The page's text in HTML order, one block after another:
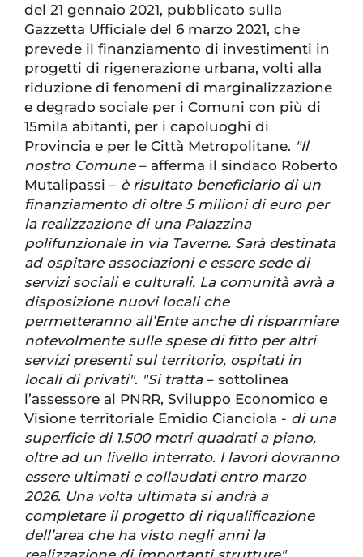
del 21 gennaio 2021, pubblicato sulla
Gazzetta Ufficiale del 6 marzo 2021, che
prevede il finanziamento di investimenti in
progetti di rigenerazione urbana, volti alla
riduzione di fenomeni di marginalizzazione
e degrado sociale per i Comuni con più di
15mila abitanti, per i capoluoghi di
Provincia e per le Città Metropolitane. "Il
nostro Comune– afferma il sindaco Roberto
Mutalipassi – è risultato beneficiario di un
finanziamento di oltre 5 milioni di euro per
la realizzazione di una Palazzina
polifunzionale in via Taverne. Sarà destinata
ad ospitare associazioni e essere sede di
servizi sociali e culturali. La comunità avrà a
disposizione nuovi locali che
permetteranno all’Ente anche di risparmiare
notevolmente sulle spese di fitto per altri
servizi presenti sul territorio, ospitati in
locali di privati". "Si tratta– sottolinea
l’assessore al PNRR, Sviluppo Economico e
Visione territoriale Emidio Cianciola - di una
superficie di 1.500 metri quadrati a piano,
oltre ad un livello interrato. I lavori dovranno
essere ultimati e collaudati entro marzo
2026. Una volta ultimata si andrà a
completare il progetto di riqualificazione
dell’area che ha visto negli anni la